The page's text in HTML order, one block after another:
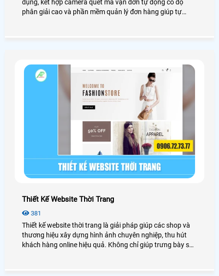
dụng, kết hợp camera quét mã vận đơn tự động có độ
phân giải cao và phần mềm quản lý đơn hàng giúp tự
Thiết Kế Website Thời Trang
381
Thiết kế website thời trang là giải pháp giúp các shop và
thương hiệu xây dựng hình ảnh chuyên nghiệp, thu hút
khách hàng online hiệu quả. Không chỉ giúp trưng bày sản